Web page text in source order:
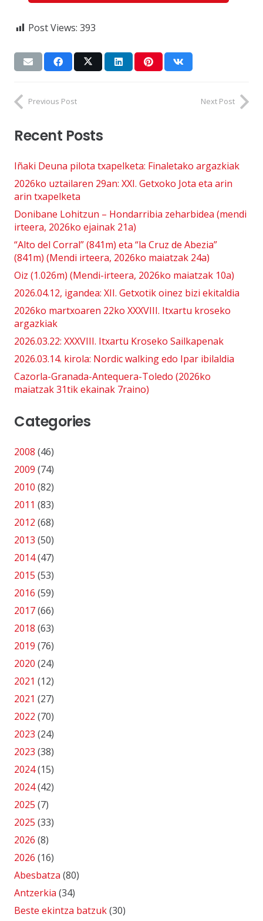
Post Views: 393
Previous Post Next Post
Recent Posts
Iñaki Deuna pilota txapelketa: Finaletako argazkiak
2026ko uztailaren 29an: XXI. Getxoko Jota eta arin
arin txapelketa
Donibane Lohitzun – Hondarribia zeharbidea (mendi
irteera, 2026ko ejainak 21a)
“Alto del Corral” (841m) eta “la Cruz de Abezia”
(841m) (Mendi irteera, 2026ko maiatzak 24a)
Oiz (1.026m) (Mendi-irteera, 2026ko maiatzak 10a)
2026.04.12, igandea: XII. Getxotik oinez bizi ekitaldia
2026ko martxoaren 22ko XXXVIII. Itxartu kroseko
argazkiak
2026.03.22: XXXVIII. Itxartu Kroseko Sailkapenak
2026.03.14. kirola: Nordic walking edo Ipar ibilaldia
Cazorla-Granada-Antequera-Toledo (2026ko
maiatzak 31tik ekainak 7raino)
Categories
2008 (46)
2009 (74)
2010 (82)
2011 (83)
2012 (68)
2013 (50)
2014(47)
2015 (53)
2016 (59)
2017(66)
2018 (63)
2019 (76)
2020 (24)
2021 (12)
2021 (27)
2022 (70)
2023 (24)
2023 (38)
2024(15)
2024(42)
2025 (7)
2025 (33)
2026 (8)
2026 (16)
Abesbatza (80)
Antzerkia (34)
Beste ekintza batzuk(30)